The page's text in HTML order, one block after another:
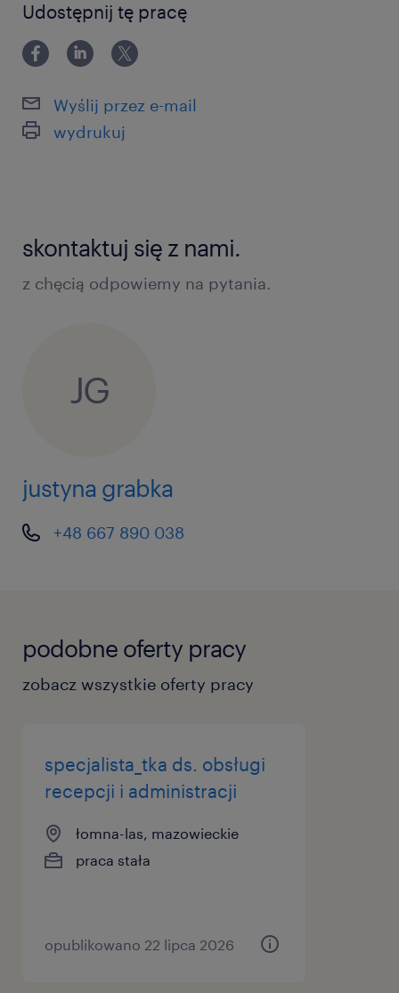
Udostępnij tę pracę
Wyślij przez e-mail
wydrukuj
skontaktuj się z nami.
z chęcią odpowiemy na pytania.
JG
justyna grabka
+48 667 890 038
podobne oferty pracy
zobacz wszystkie oferty pracy
specjalista_tka ds. obsługi
recepcji i administracji
łomna-las, mazowieckie
praca stała
opublikowano 22 lipca 2026